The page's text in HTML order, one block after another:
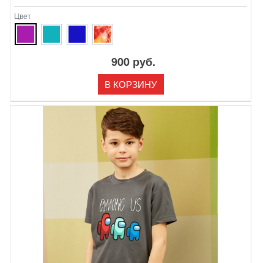
Цвет
900 руб.
В КОРЗИНУ